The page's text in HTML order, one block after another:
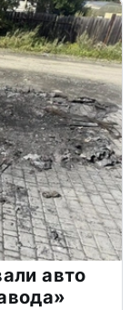
авто